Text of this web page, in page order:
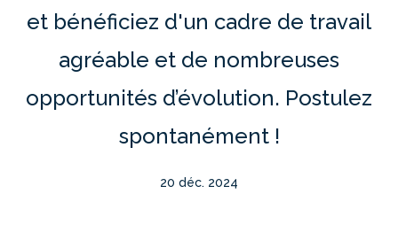
et bénéficiez d'un cadre de travail
agréable et de nombreuses
opportunités d’évolution. Postulez
spontanément !
20 déc. 2024